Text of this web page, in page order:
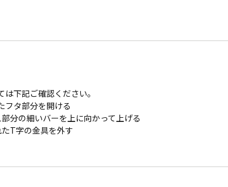
下記ご確認ください。
フタ部分を開ける
部分の細いバーを上に向かって上げる
たT字の金具を外す